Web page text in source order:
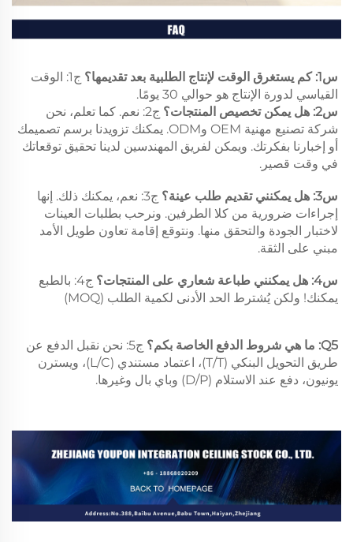
س1: كم يستغرق الوقت لإنتاج الطلبية بعد تقديمها؟
القياسي لدورة الإنتاج هو حوالي 30 يومًا.
س2: هل يمكن تخصيص المنتجات؟
في وقت قصير.
س3: هل يمكنني تقديم طلب عينة؟
مبني على الثقة.
س4: هل يمكنني طباعة شعاري على المنتجات؟
يمكنك! ولكن يُشترط الحد الأدنى لكمية الطلب (MOQ)
Q5: ما هي شروط الدفع الخاصة بكم؟
يونيون، دفع عند الاستلام (D/P) وباي بال وغيرها.